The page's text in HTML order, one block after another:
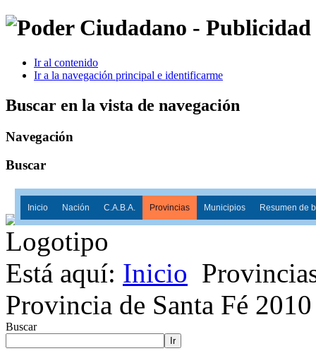
Ir al contenido
Ir a la navegación principal e identificarme
Buscar en la vista de navegación
Navegación
Buscar
Inicio Nación C.A.B.A. Provincias Municipios Resumen de
Está aquí: Inicio
Provincia de Santa Fé 2010
Buscar
Ir